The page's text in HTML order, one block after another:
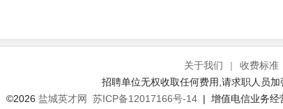
关于我们 | 收费标准
招聘单位无权收取任何费用,请求职人员
©2026 盐城英才网 苏ICP备12017166号-14 | 增值电信业务经